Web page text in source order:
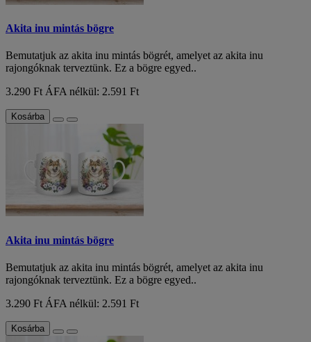
Akita inu mintás bögre
Bemutatjuk az akita inu mintás bögrét, amelyet az akita inu
rajongóknak terveztünk. Ez a bögre egyed..
3.290 Ft ÁFA nélkül: 2.591 Ft
Kosárba
Akita inu mintás bögre
Bemutatjuk az akita inu mintás bögrét, amelyet az akita inu
rajongóknak terveztünk. Ez a bögre egyed..
3.290 Ft ÁFA nélkül: 2.591 Ft
Kosárba